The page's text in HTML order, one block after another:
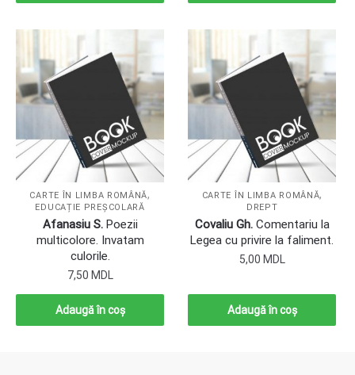
CARTE ÎN LIMBA ROMÂNĂ,
EDUCAȚIE PREȘCOLARĂ
Afanasiu S.Poezii
multicolore. Invatam
culorile.
7,50 MDL
Adaugă în coș
CARTE ÎN LIMBA ROMÂNĂ,
DREPT
Covaliu Gh.Comentariu la
Legea cu privire la faliment.
5,00 MDL
Adaugă în coș